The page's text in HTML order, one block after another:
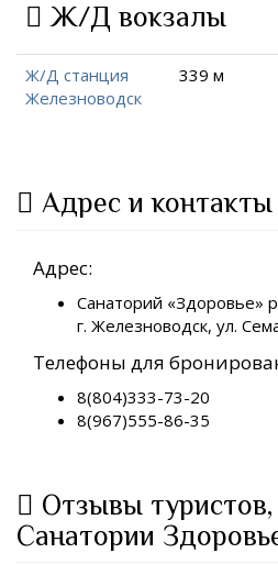
Ж/Д вокзалы
Ж/Д станция
Железноводск
339 м
Адрес и контакты
Адрес:
Санаторий «Здоровье»
г. Железноводск, ул.
Телефоны для
8(804)333-73-20
8(967)555-86-35
Отзывы
Санатории